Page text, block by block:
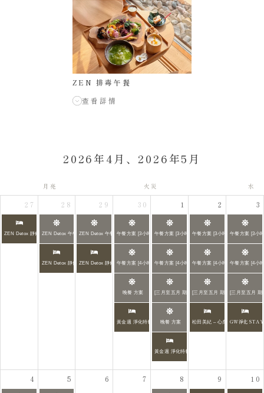
ZEN 排毒午餐
查看詳情
2026年4月、2026年5月
月亮 火災 水
27
ZEN Detox 靜修
28
ZEN Detox 午餐
ZEN Detox 靜修
29
ZEN Detox 午餐
ZEN Detox 靜修
30
午餐方案 [3小時]
午餐方案 [4小時]
晚餐 方案
黃金週 淨化特輯
1
午餐方案 [3小時]
午餐方案 [4小時]
[三月至五月 期間限定] 春日咖啡館「晴與澱」禪
晚餐 方案
黃金週 淨化特輯
2
午餐方案 [3小時]
午餐方案 [4小時]
[三月至五月 期間限定] 春日咖啡
松田美紀 – 心身機能提升 ×
3
午餐方案 [3小
午餐方案 [4小
[三月至五月 期
GW淨化
4 5 6 7 8 9 10